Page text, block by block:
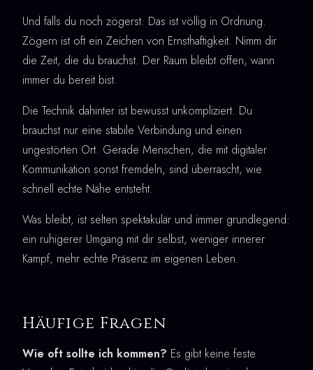
Und falls du noch zögerst: Das ist völlig in Ordnung.
Zögern ist oft ein Zeichen von Ernsthaftigkeit. Nimm dir
die Zeit, die du brauchst. Der Raum bleibt offen, wann
immer du bereit bist.
Die Technik dahinter ist bewusst unkompliziert. Du
brauchst nur eine stabile Verbindung und einen
ungestörten Ort. Gerade Menschen, die mit digitaler
Kommunikation sonst fremdeln, sind überrascht, wie
schnell echte Nähe entsteht.
Was bleibt, ist selten spektakulär und immer grundlegend:
ein ruhigerer Umgang mit dir selbst, weniger innerer
Kampf, mehr echte Präsenz im eigenen Leben.
Häufige Fragen
Wie oft sollte ich kommen? Es gibt keine feste